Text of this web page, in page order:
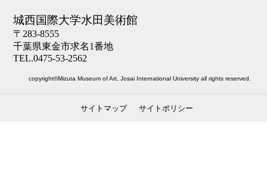
城西国際大学水田美術館
〒283-8555
千葉県東金市求名1番地
TEL.0475-53-2562
copyright©Mizuta Museum of Art, Josai International University all rights reserved.
サイトマップ サイトポリシー